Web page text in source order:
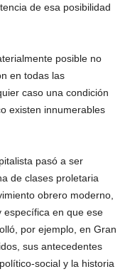
de esa posibilidad
posible no
en todas las
caso una condición
existen innumerables
pasó a ser
de clases proletaria
obrero moderno,
específica en que ese
por ejemplo, en Gran
sus antecedentes
social y la historia